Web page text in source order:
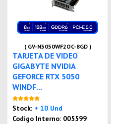
( GV-N5050WF2OC-8GD )
TARJETA DE VIDEO
GIGABYTE NVIDIA
GEFORCE RTX 5050
WINDF...
Stock: + 10 Und
Codigo Interno: 005599